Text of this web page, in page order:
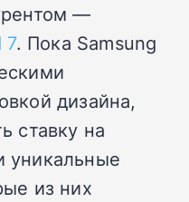
—
7. Пока Samsung
дизайна,
ставку на
из них